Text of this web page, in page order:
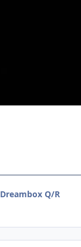
Dreambox Q/R